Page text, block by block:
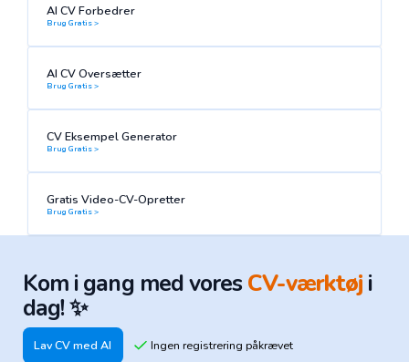
AI CV Forbedrer
Brug Gratis >
AI CV Oversætter
Brug Gratis >
CV Eksempel Generator
Brug Gratis >
Gratis Video-CV-Opretter
Brug Gratis >
Kom i gang med vores CV-værktøji
dag! ✨
Lav CV med AI